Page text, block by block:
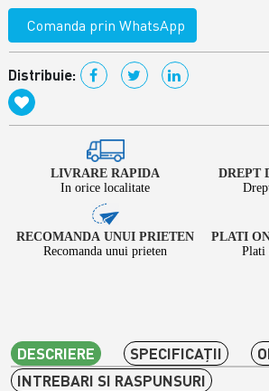
Comanda prin WhatsApp
Distribuie:
LIVRARE RAPIDA
In orice localitate
DREPT
RECOMANDA UNUI PRIETEN
Recomanda unui prieten
PLATI
Plati
DESCRIERE SPECIFICAŢII
INTREBARI SI RASPUNSURI